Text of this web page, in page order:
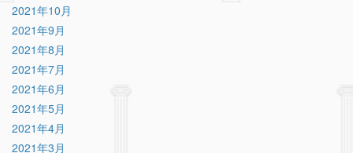
2021年10月
2021年9月
2021年8月
2021年7月
2021年6月
2021年5月
2021年4月
2021年3月